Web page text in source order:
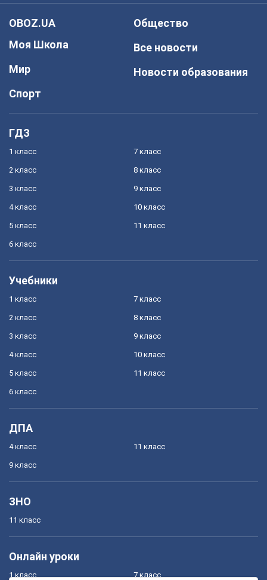
OBOZ.UA
Моя Школа
Мир
Спорт
Общество
Все новости
Новости образования
ГДЗ
1 класс
2 класс
3 класс
4 класс
5 класс
6 класс
7 класс
8 класс
9 класс
10 класс
11 класс
Учебники
1 класс
2 класс
3 класс
4 класс
5 класс
6 класс
7 класс
8 класс
9 класс
10 класс
11 класс
ДПА
4 класс
9 класс
11 класс
ЗНО
11 класс
Онлайн уроки
1 класс 7 класс